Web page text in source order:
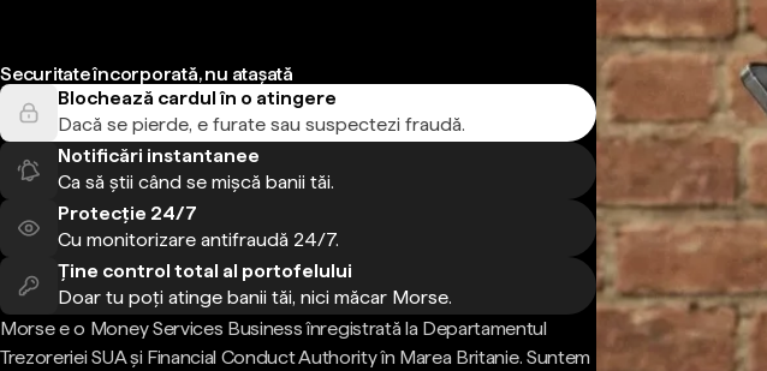
Securitate încorporată, nu atașată
Blochează cardul în o atingere
Dacă se pierde, e furate sau suspectezi fraudă.
Notificări instantanee
Ca să știi când se mișcă banii tăi.
Protecție 24/7
Cu monitorizare antifraudă 24/7.
Ține control total al portofelului
Doar tu poți atinge banii tăi, nici măcar Morse.
Morse e o Money Services Business înregistrată la Departamentul
Trezoreriei SUA și Financial Conduct Authority în Marea Britanie. Suntem